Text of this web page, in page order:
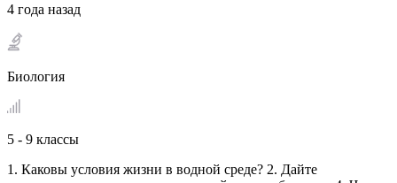
4 года назад
Биология
5 - 9 классы
1. Каковы условия жизни в водной среде? 2. Дайте